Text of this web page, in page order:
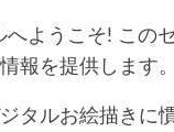
へようこそ! この
報を提供します。
タルお絵描きに